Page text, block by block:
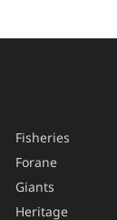
Fisheries
Forane
Giants
Heritage